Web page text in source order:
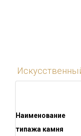
Наименование
типажа камня